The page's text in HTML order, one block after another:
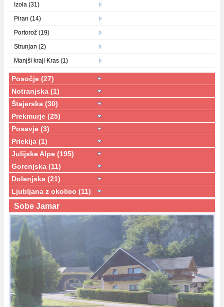
Izola (31)
Piran (14)
Portorož (19)
Strunjan (2)
Manjši kraji Kras (1)
Posočje (27)
Notranjska (1)
Štajerska (30)
Prekmurje (25)
Posavje (3)
Prlekija (1)
Julijske Alpe (195)
Gorenjska (11)
Dolenjska (21)
Ljubljana z okolico (11)
Sobe Jamar